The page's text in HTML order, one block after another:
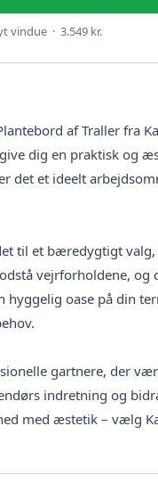
vindue · 3.549 kr.
af Traller fra
dig en praktisk og
det et ideelt
til et bæredygtigt
vejrforholdene, og
hyggelig oase på din
gartnere, der
indretning og
med æstetik – vælg